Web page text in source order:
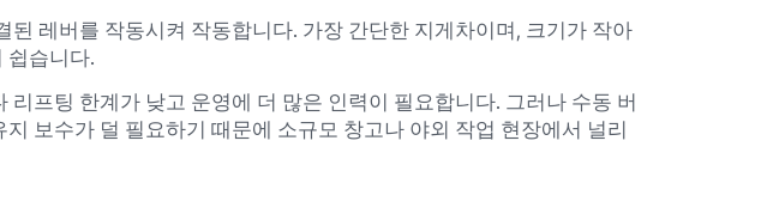
된 레버를 작동시켜 작동합니다. 가장 간단한 지게차이며, 크기가 작아
쉽습니다.
리프팅 한계가 낮고 운영에 더 많은 인력이 필요합니다. 그러나 수동 버
보수가 덜 필요하기 때문에 소규모 창고나 야외 작업 현장에서 널리